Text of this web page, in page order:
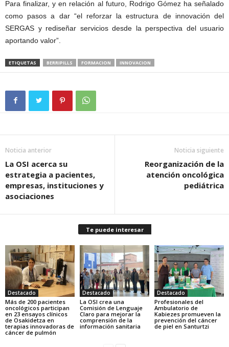
Para finalizar, y en relación al futuro, Rodrigo Gómez ha señalado
como pasos a dar “el reforzar la estructura de innovación del
SERGAS y rediseñar servicios desde la perspectiva del usuario
aportando valor”.
ETIQUETAS BERRIPILLS FORMACION INNOVACION
Noticia anterior
La OSI acerca su
estrategia a pacientes,
empresas, instituciones y
asociaciones
Noticia siguiente
Reorganización de la
atención oncológica
pediátrica
Te puede interesar
Destacado
Más de 200 pacientes
oncológicos participan
en 23 ensayos clínicos
de Osakidetza en
terapias innovadoras de
cáncer de pulmón
Destacado
La OSI crea una
Comisión de Lenguaje
Claro para mejorar la
comprensión de la
información sanitaria
Destacado
Profesionales del
Ambulatorio de
Kabiezes promueven la
prevención del cáncer
de piel en Santurtzi